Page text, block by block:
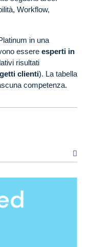
Workflow,
in una
essere esperti in
risultati
clienti). La tabella
competenza.